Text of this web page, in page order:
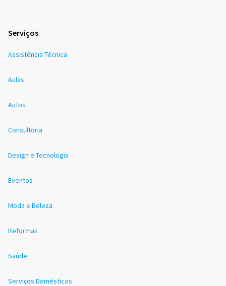
Serviços
Assistência Técnica
Aulas
Autos
Consultoria
Design e Tecnologia
Eventos
Moda e Beleza
Reformas
Saúde
Serviços Domésticos